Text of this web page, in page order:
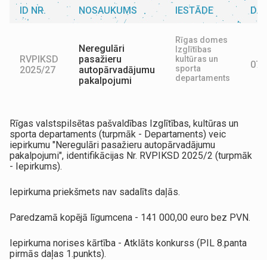
ID NR. NOSAUKUMS IESTĀDE
RVPIKSD
2025/27
Neregulāri
pasažieru
autopārvadājumu
pakalpojumi
Rīgas domes
Izglītības
kultūras un
sporta
departaments
Rīgas valstspilsētas pašvaldības Izglītības, kultūras un
sporta departaments (turpmāk - Departaments) veic
iepirkumu "Neregulāri pasažieru autopārvadājumu
pakalpojumi", identifikācijas Nr. RVPIKSD 2025/2 (turpmāk
- Iepirkums).
Iepirkuma priekšmets nav sadalīts daļās.
Paredzamā kopējā līgumcena - 141 000,00 euro bez PVN.
Iepirkuma norises kārtība - Atklāts konkurss (PIL 8.panta
pirmās daļas 1.punkts).